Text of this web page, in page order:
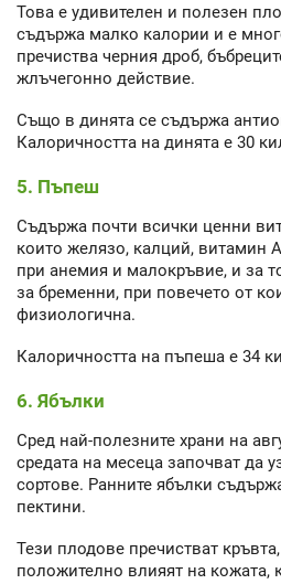
Това е удивителен и полезен
съдържа малко калории и е
пречиства черния дроб,
жлъчегонно действие.
Също в динята се съдържа
Калоричността на динята е 30
5. Пъпеш
Съдържа почти всички ценни
които желязо, калций, витамин
при анемия и малокръвие, и за
за бременни, при повечето от
физиологична.
Калоричността на пъпеша е 34
6. Ябълки
Сред най-полезните храни на
средата на месеца започват да
сортове. Ранните ябълки
пектини.
Тези плодове пречистват
положително влияят на кожата,